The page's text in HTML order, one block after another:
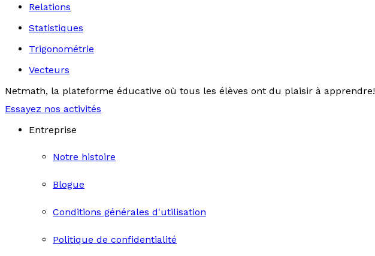
Relations
Statistiques
Trigonométrie
Vecteurs
Netmath, la plateforme éducative où tous les élèves ont du plaisir à apprendre!
Essayez nos activités
Entreprise
Notre histoire
Blogue
Conditions générales d'utilisation
Politique de confidentialité